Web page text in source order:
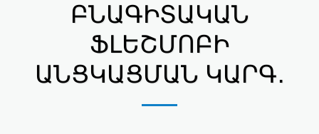
ԲՆԱԳԻՏԱԿԱՆ
ՖԼԵՇՄՈԲԻ
ԱՆՑԿԱՑՄԱՆ ԿԱՐԳ․